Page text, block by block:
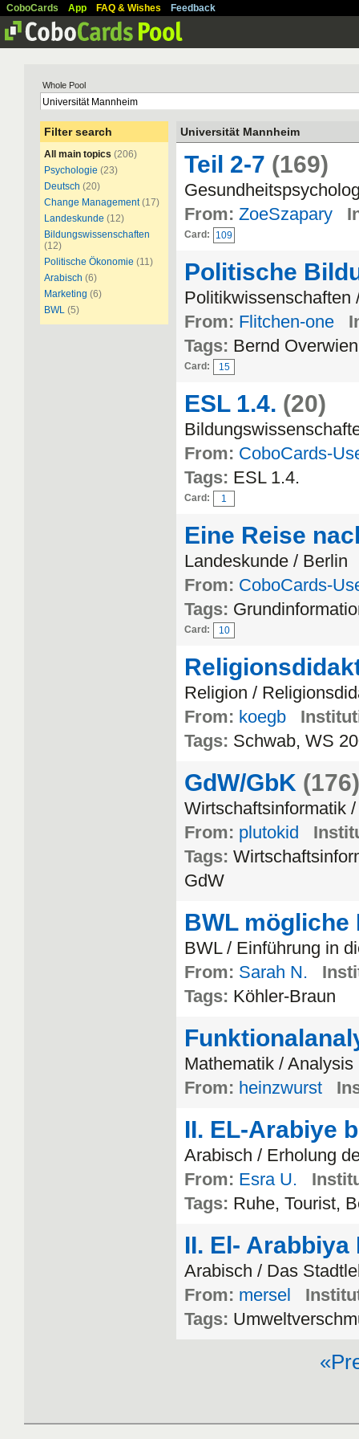
CoboCards App FAQ & Wishes Feedback
Whole Pool
Filter search
All main topics (206)
Psychologie (23)
Deutsch (20)
Change Management (17)
Landeskunde (12)
Bildungswissenschaften
(12)
Politische Ökonomie (11)
Arabisch (6)
Marketing (6)
BWL (5)
Universität Mannheim
Teil 2-7 (169)
From: ZoeSzapary
Card: 109
Politische
Politikwissenschaften
From: Flitchen-one
Tags: Bernd
Card: 15
ESL 1.4. (20)
From: CoboCards-
Tags: ESL 1.4.
Card: 1
Eine Reise
Landeskunde / Berlin
From: CoboCards-
Tags:
Card: 10
Religion /
From: koegb
Tags: Schwab, WS
GdW/GbK (176)
Wirtschaftsinformatik
From: plutokid
Tags:
GdW
BWL
BWL / Einführung in
From: Sarah N.
Tags: Köhler-Braun
Mathematik / Analysis
From: heinzwurst
II. EL-Arabiye
From: Esra U.
Tags: Ruhe, Tourist,
II. El-
Arabisch / Das
From: mersel
Tags: